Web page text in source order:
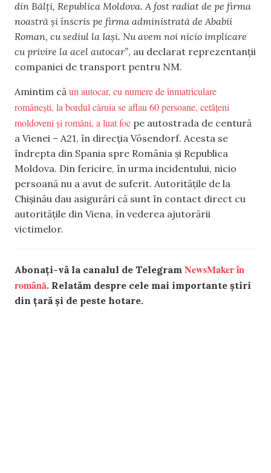
din Bălți, Republica Moldova. A fost radiat de pe firma
noastră și înscris pe firma administrată de Ababii
Roman, cu sediul la Iași. Nu avem noi nicio implicare
cu privire la acel autocar”, au declarat reprezentanții
companiei de transport pentru NM.
Amintim că un autocar, cu numere de înmatriculare
românești, la bordul căruia se aflau 60 persoane, cetățeni
moldoveni și români, a luat foc pe autostrada de centură
a Vienei – A21, în direcția Vösendorf. Acesta se
îndrepta din Spania spre România și Republica
Moldova. Din fericire, în urma incidentului, nicio
persoană nu a avut de suferit. Autoritățile de la
Chișinău dau asigurări că sunt în contact direct cu
autoritățile din Viena, în vederea ajutorării
victimelor.
Abonați-vă la canalul de Telegram NewsMaker în
română. Relatăm despre cele mai importante știri
din țară și de peste hotare.